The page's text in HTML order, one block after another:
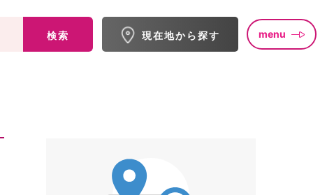
検索 現在地から探す menu